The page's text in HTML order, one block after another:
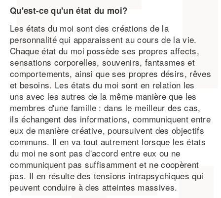
Qu'est-ce qu'un état du moi?
Les états du moi sont des créations de la
personnalité qui apparaissent au cours de la vie.
Chaque état du moi possède ses propres affects,
sensations corporelles, souvenirs, fantasmes et
comportements, ainsi que ses propres désirs, rêves
et besoins. Les états du moi sont en relation les
uns avec les autres de la même manière que les
membres d'une famille : dans le meilleur des cas,
ils échangent des informations, communiquent entre
eux de manière créative, poursuivent des objectifs
communs. Il en va tout autrement lorsque les états
du moi ne sont pas d'accord entre eux ou ne
communiquent pas suffisamment et ne coopèrent
pas. Il en résulte des tensions intrapsychiques qui
peuvent conduire à des atteintes massives.